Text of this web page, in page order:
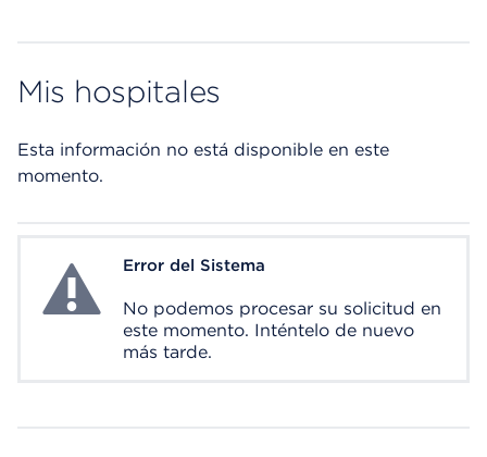
Mis hospitales
Esta información no está disponible en este
momento.
System ErrorError del Sistema
No podemos procesar su solicitud en
este momento. Inténtelo de nuevo
más tarde.